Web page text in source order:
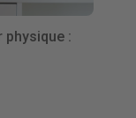
physique :